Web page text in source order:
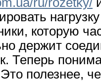
которую
держит
Теперь
полезнее,